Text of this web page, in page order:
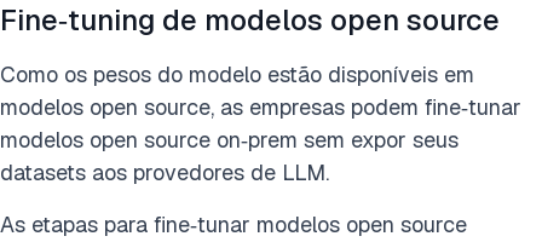
Fine‑tuning de modelos open source
Como os pesos do modelo estão disponíveis em
modelos open source, as empresas podem fine‑tunar
modelos open source on‑prem sem expor seus
datasets aos provedores de LLM.
As etapas para fine‑tunar modelos open source